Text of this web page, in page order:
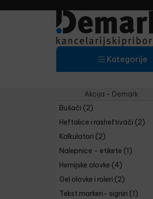
Kategorije
Akcija - Demark
Bušači (2)
Heftalice i rasheftivači (2)
Kalkulatori (2)
Nalepnice - etikete (1)
Hemijske olovke (4)
Gel olovke i roleri (2)
Tekst markeri- signiri (1)